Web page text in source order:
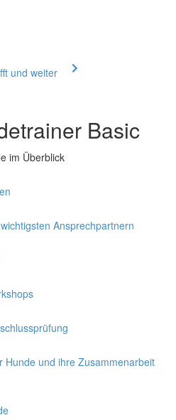
und weiter
Basic
im Überblick
Ansprechpartnern
Hunde und ihre Zusammenarbeit